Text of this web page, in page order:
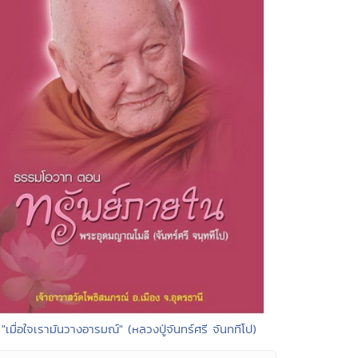
เมื่อใจเรามันวางอารมณ์" (หลวงปู่จันทร์ศรี จันททีโป)